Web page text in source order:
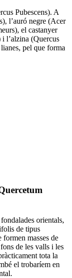
Pubescens). A
l’auró negre (Acer
el castanyer
l’alzina (Quercus
pel que forma
orientals,
de tipus
masses de
de les valls i les
tota la
el trobaríem en